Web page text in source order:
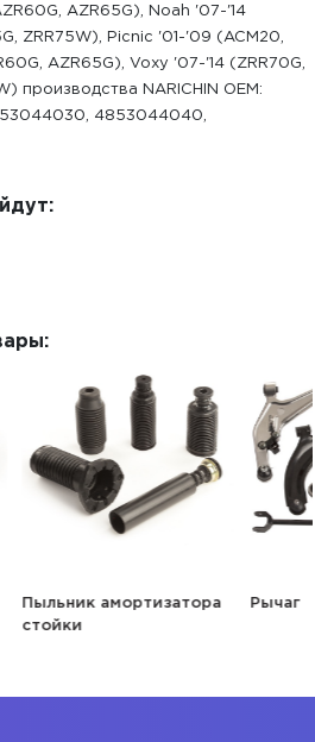
AZR65G), Noah '07-'14
ZRR75W), Picnic '01-'09 (ACM20,
AZR65G), Voxy '07-'14 (ZRR70G,
производства NARICHIN ОЕМ:
4853044040,
Пыльник амортизатора
стойки
Рычаг